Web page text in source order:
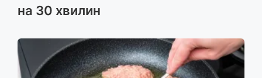
на 30 хвилин